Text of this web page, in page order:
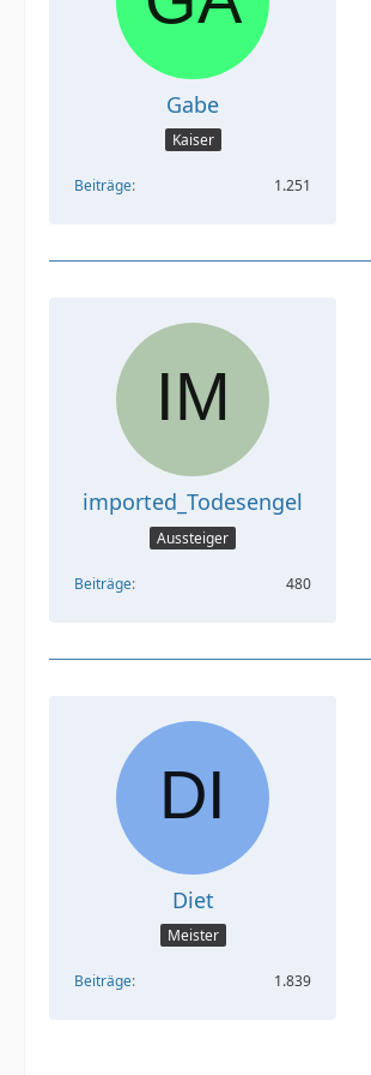
Gabe
Kaiser
Beiträge 1.251
imported_Todesengel
Aussteiger
Beiträge 480
Diet
Meister
Beiträge 1.839